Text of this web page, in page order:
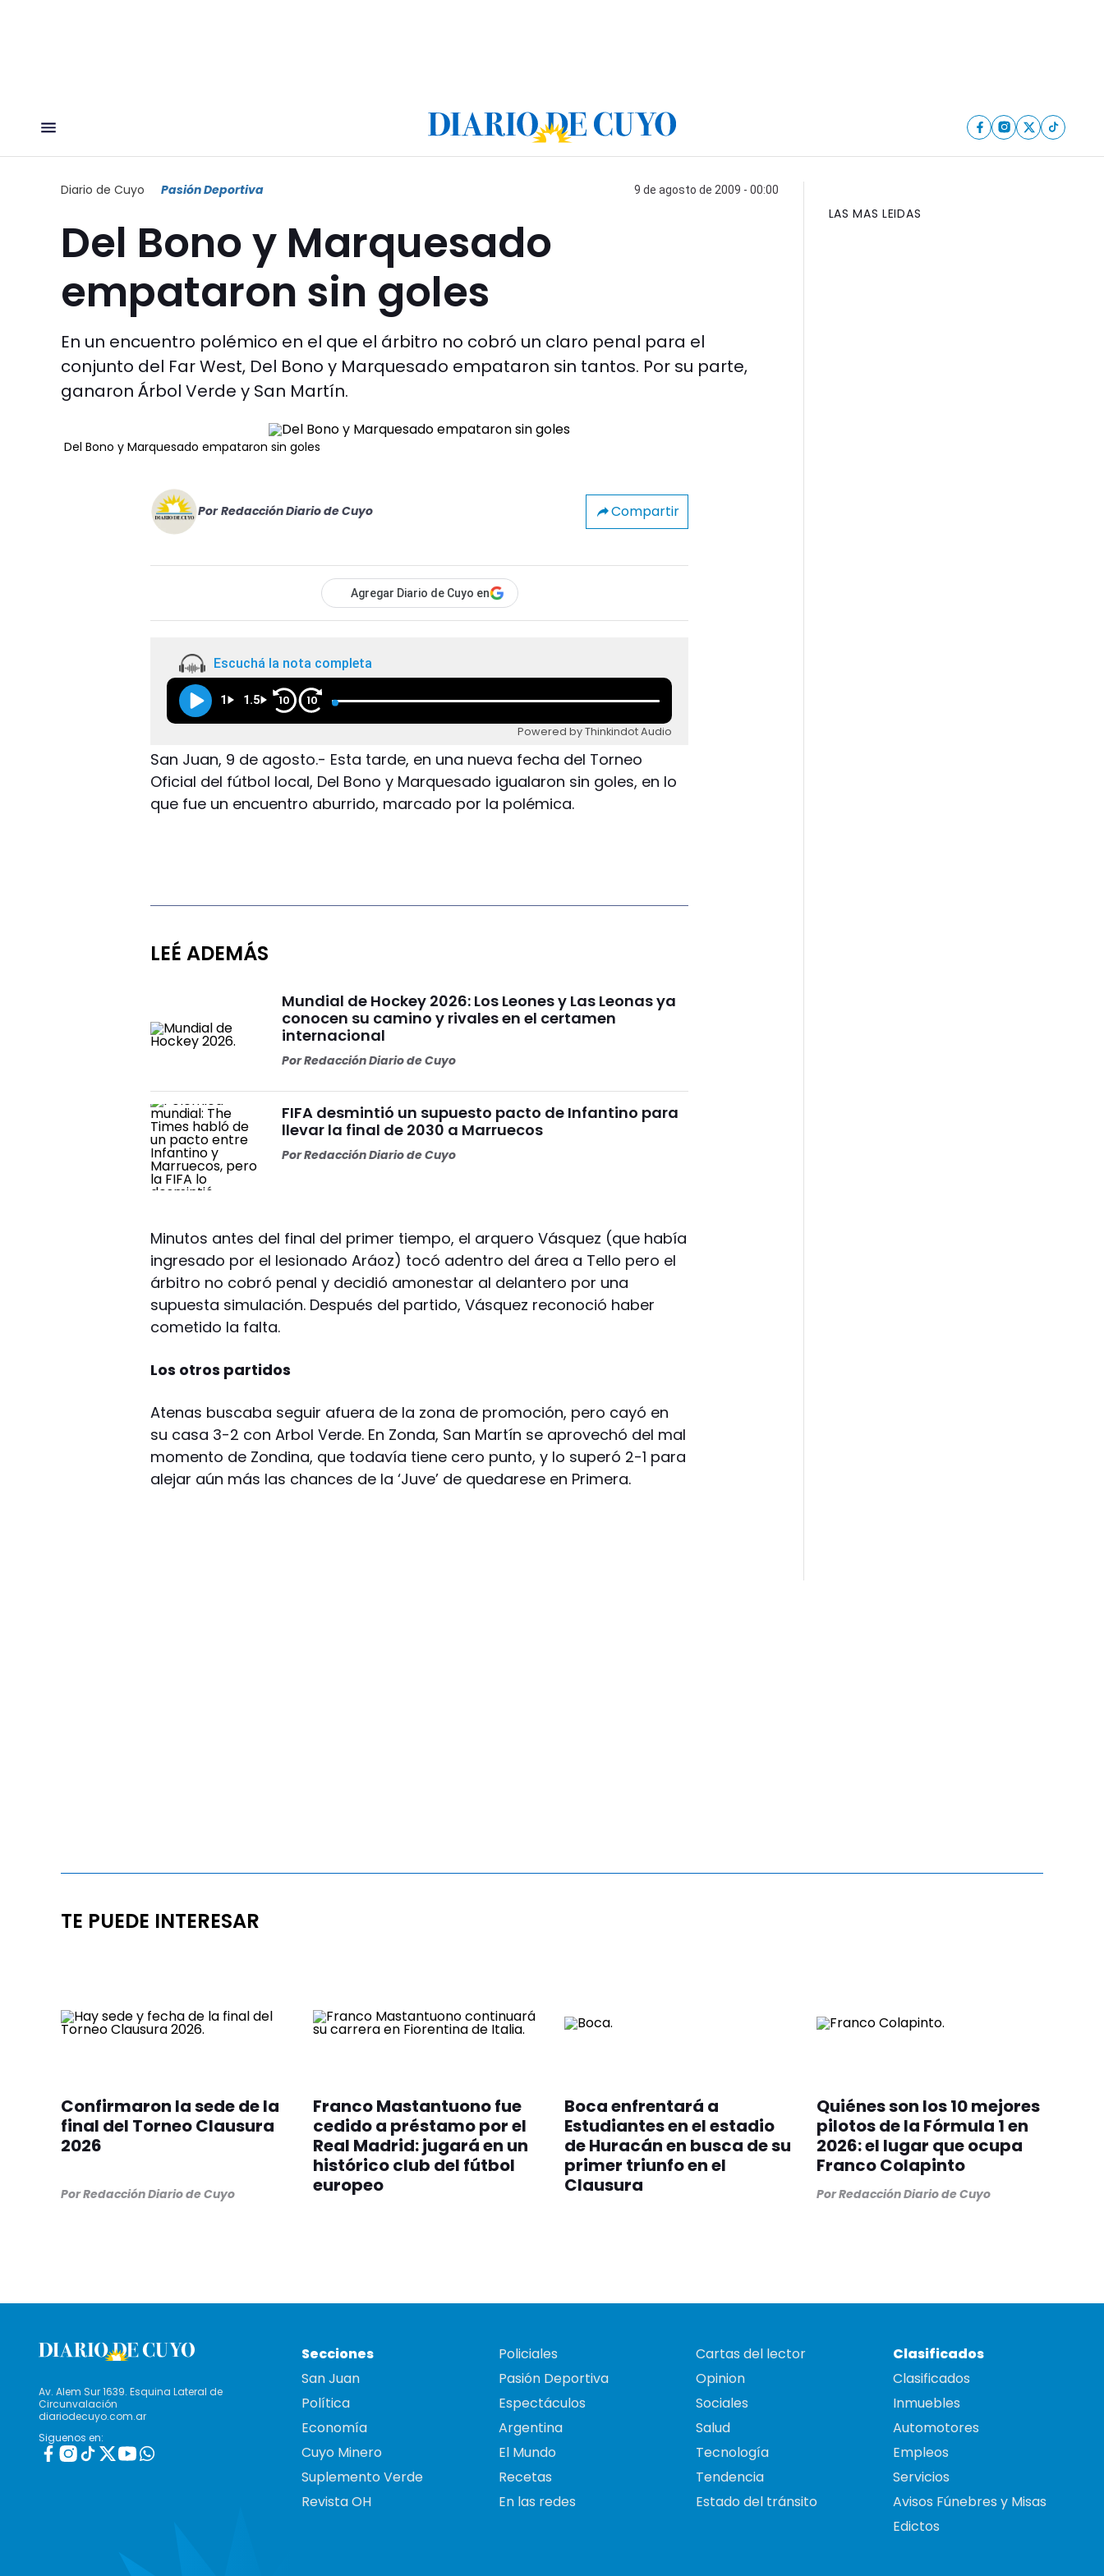
Diario de Cuyo Pasión Deportiva 9 de agosto de 2009 - 00:00
Del Bono y Marquesado
empataron sin goles
En un encuentro polémico en el que el árbitro no cobró un claro penal para el
conjunto del Far West, Del Bono y Marquesado empataron sin tantos. Por su parte,
ganaron Árbol Verde y San Martín.
Del Bono y Marquesado empataron sin goles
Por Redacción Diario de Cuyo Compartir
Agregar Diario de Cuyo en
Escuchá la nota completa
1 1.5 10 10
Powered by Thinkindot Audio
San Juan, 9 de agosto.- Esta tarde, en una nueva fecha del Torneo
Oficial del fútbol local, Del Bono y Marquesado igualaron sin goles, en lo
que fue un encuentro aburrido, marcado por la polémica.
LEÉ ADEMÁS
Mundial de Hockey 2026: Los Leones y Las Leonas ya
conocen su camino y rivales en el certamen
internacional
PorRedacción Diario de Cuyo
FIFA desmintió un supuesto pacto de Infantino para
llevar la final de 2030 a Marruecos
PorRedacción Diario de Cuyo
Minutos antes del final del primer tiempo, el arquero Vásquez (que había
ingresado por el lesionado Aráoz) tocó adentro del área a Tello pero el
árbitro no cobró penal y decidió amonestar al delantero por una
supuesta simulación. Después del partido, Vásquez reconoció haber
cometido la falta.
Los otros partidos
­Atenas buscaba seguir afuera de la zona de promoción, pero cayó en
su casa 3-2 con Arbol Verde. En Zonda, San Martín se aprovechó del mal
momento de Zondina, que todavía tiene cero punto, y lo superó 2-1 para
alejar aún más las chances de la ‘Juve’ de quedarese en Primera.
LAS MAS LEIDAS
TE PUEDE INTERESAR
Confirmaron la sede de la
final del Torneo Clausura
2026
PorRedacción Diario de Cuyo
Franco Mastantuono fue
cedido a préstamo por el
Real Madrid: jugará en un
histórico club del fútbol
europeo
Boca enfrentará a
Estudiantes en el estadio
de Huracán en busca de su
primer triunfo en el
Clausura
Quiénes son los 10 mejores
pilotos de la Fórmula 1 en
2026: el lugar que ocupa
Franco Colapinto
PorRedacción Diario de Cuyo
Av. Alem Sur 1639. Esquina Lateral de
Circunvalación
diariodecuyo.com.ar
Siguenos en:
Secciones
San Juan
Política
Economía
Cuyo Minero
Suplemento Verde
Revista OH
Policiales
Pasión Deportiva
Espectáculos
Argentina
El Mundo
Recetas
En las redes
Cartas del lector
Opinion
Sociales
Salud
Tecnología
Tendencia
Estado del tránsito
Clasificados
Clasificados
Inmuebles
Automotores
Empleos
Servicios
Avisos Fúnebres y Misas
Edictos